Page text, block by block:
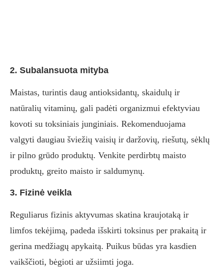
2. Subalansuota mityba
Maistas, turintis daug antioksidantų, skaidulų ir
natūralių vitaminų, gali padėti organizmui efektyviau
kovoti su toksiniais junginiais. Rekomenduojama
valgyti daugiau šviežių vaisių ir daržovių, riešutų, sėklų
ir pilno grūdo produktų. Venkite perdirbtų maisto
produktų, greito maisto ir saldumynų.
3. Fizinė veikla
Reguliarus fizinis aktyvumas skatina kraujotaką ir
limfos tekėjimą, padeda išskirti toksinus per prakaitą ir
gerina medžiagų apykaitą. Puikus būdas yra kasdien
vaikščioti, bėgioti ar užsiimti joga.